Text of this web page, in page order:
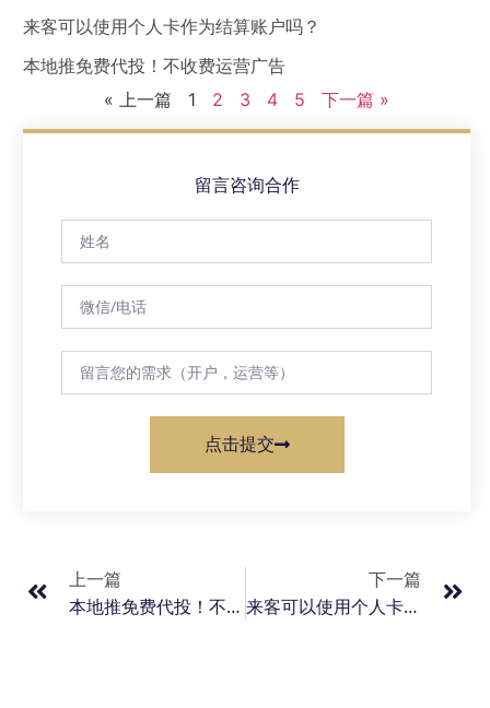
来客可以使用个人卡作为结算账户吗？
本地推免费代投！不收费运营广告
« 上一篇 1 2 3 4 5 下一篇 »
留言咨询合作
点击提交
上一篇
本地推免费代投！不收费运营广告
下一篇
来客可以使用个人卡作为结算账户吗？